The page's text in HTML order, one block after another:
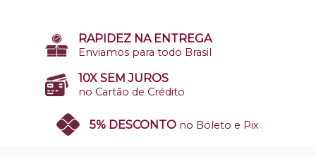
RAPIDEZ NA ENTREGA
Enviamos para todo Brasil
10X SEM JUROS
no Cartão de Crédito
5% DESCONTO no Boleto e Pix